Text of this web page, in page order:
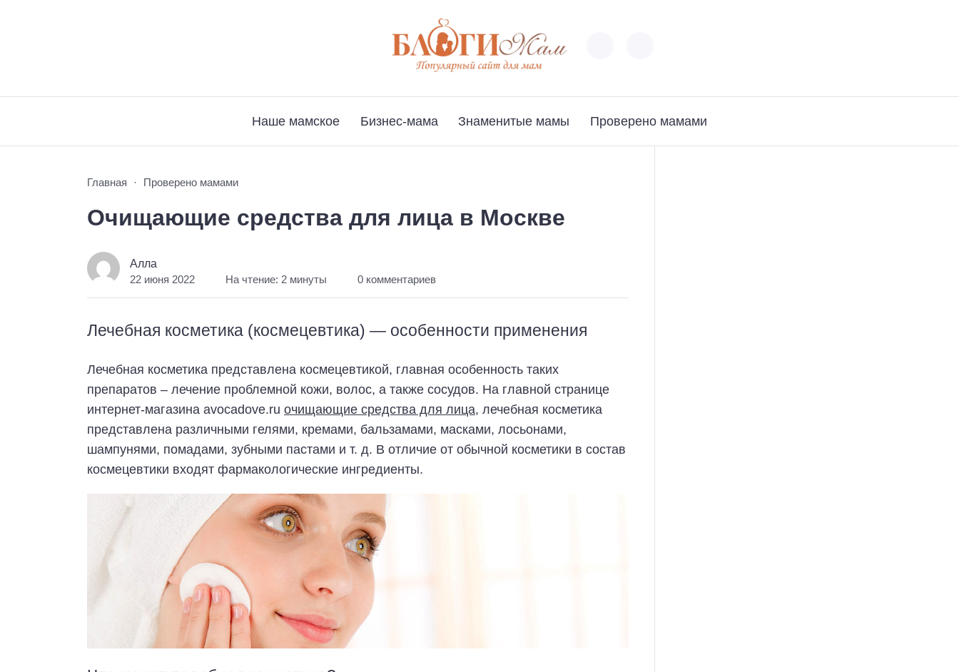
Наше мамское Бизнес-мама Знаменитые мамы Проверено мамами
Главная Проверено мамами
Очищающие средства для лица в Москве
Алла
22 июня 2022 На чтение: 2 минуты 0 комментариев
Лечебная косметика (космецевтика) — особенности применения
Лечебная косметика представлена космецевтикой, главная особенность таких
препаратов – лечение проблемной кожи, волос, а также сосудов. На главной странице
интернет-магазина avocadove.ru очищающие средства для лица, лечебная косметика
представлена различными гелями, кремами, бальзамами, масками, лосьонами,
шампунями, помадами, зубными пастами и т. д. В отличие от обычной косметики в состав
космецевтики входят фармакологические ингредиенты.